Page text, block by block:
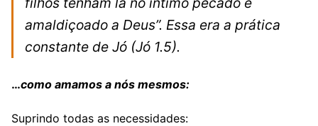
amaldiçoado a Deus”. Essa era a prática
constante de Jó (Jó 1.5).
…como amamos a nós mesmos:
Suprindo todas as necessidades: